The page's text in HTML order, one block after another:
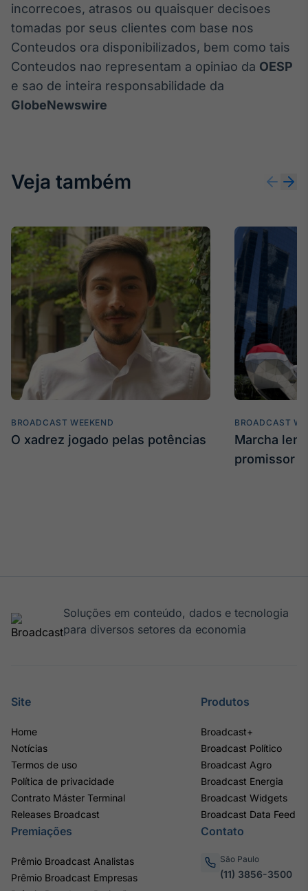
Em breve
Crédito
incorrecoes, atrasos ou quaisquer decisoes
tomadas por seus clientes com base nos
Conteudos ora disponibilizados, bem como tais
Conteudos nao representam a opiniao da OESP
e sao de inteira responsabilidade da
GlobeNewswire
Veja também
BROADCAST WEEKEND
O xadrez jogado pelas potências
BROADCAST
Marcha
promissor
Soluções em conteúdo, dados e tecnologia
para diversos setores da economia
Site
Home
Notícias
Termos de uso
Política de privacidade
Contrato Máster Terminal
Releases Broadcast
Produtos
Broadcast+
Broadcast Político
Broadcast Agro
Broadcast Energia
Broadcast Widgets
Broadcast Data Feed
Premiações
Prêmio Broadcast Analistas
Prêmio Broadcast Empresas
Contato
São Paulo
(11) 3856-3500